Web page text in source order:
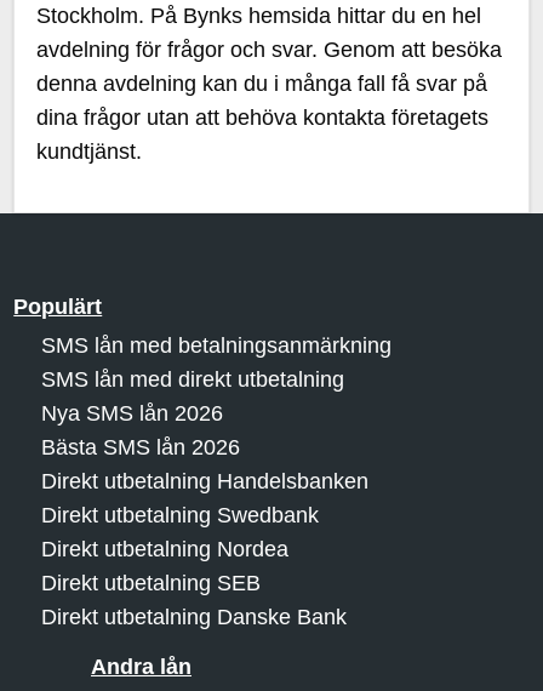
Stockholm. På Bynks hemsida hittar du en hel
avdelning för frågor och svar. Genom att besöka
denna avdelning kan du i många fall få svar på
dina frågor utan att behöva kontakta företagets
kundtjänst.
Populärt
SMS lån med betalningsanmärkning
SMS lån med direkt utbetalning
Nya SMS lån 2026
Bästa SMS lån 2026
Direkt utbetalning Handelsbanken
Direkt utbetalning Swedbank
Direkt utbetalning Nordea
Direkt utbetalning SEB
Direkt utbetalning Danske Bank
Andra lån